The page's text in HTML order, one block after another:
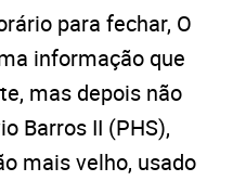
para fechar, O
informação que
mas depois não
Barros II (PHS),
mais velho, usado